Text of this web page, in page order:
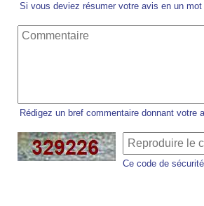
Si vous deviez résumer votre avis en un mot
Rédigez un bref commentaire donnant votre
Ce code de